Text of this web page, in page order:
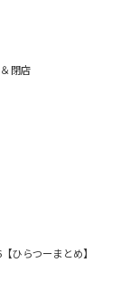
閉店
ひらつーまとめ】